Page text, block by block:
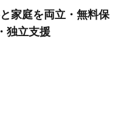
家庭を両立・無料保
独立支援